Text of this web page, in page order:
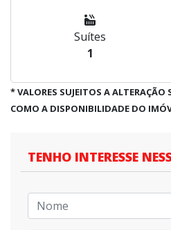
Suítes
1
* VALORES SUJEITOS A ALTERAÇÃO
COMO A DISPONIBILIDADE DO
TENHO INTERESSE